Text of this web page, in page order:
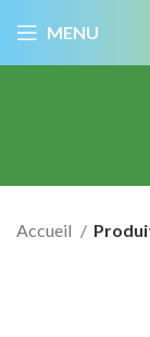
MENU
Accueil